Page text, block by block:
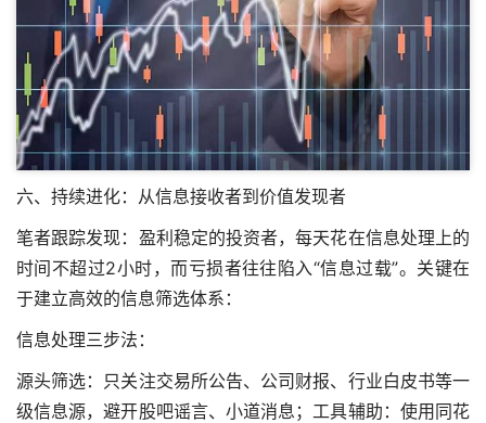
六、持续进化：从信息接收者到价值发现者
笔者跟踪发现：盈利稳定的投资者，每天花在信息处理上的
时间不超过2小时，而亏损者往往陷入“信息过载”。关键在
于建立高效的信息筛选体系：
信息处理三步法：
源头筛选：只关注交易所公告、公司财报、行业白皮书等一
级信息源，避开股吧谣言、小道消息；工具辅助：使用同花